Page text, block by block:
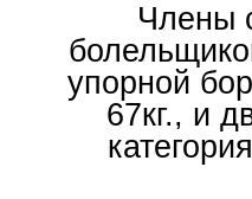
Члены
упорной
67кг., и